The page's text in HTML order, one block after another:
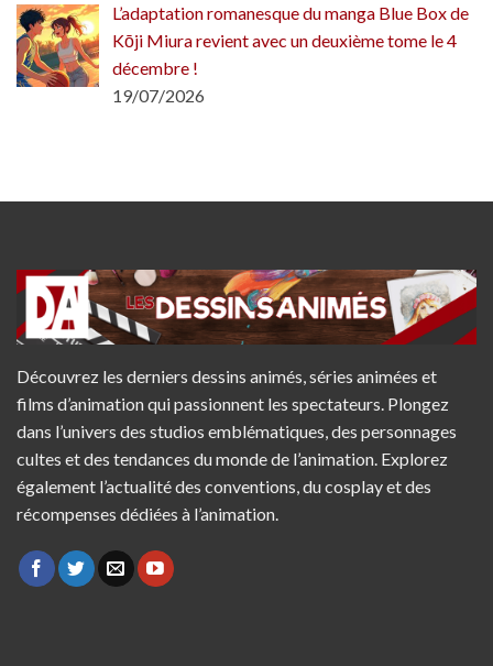
L’adaptation romanesque du manga Blue Box de
Kōji Miura revient avec un deuxième tome le 4
décembre !
19/07/2026
Découvrez les derniers dessins animés, séries animées et
films d’animation qui passionnent les spectateurs. Plongez
dans l’univers des studios emblématiques, des personnages
cultes et des tendances du monde de l’animation. Explorez
également l’actualité des conventions, du cosplay et des
récompenses dédiées à l’animation.